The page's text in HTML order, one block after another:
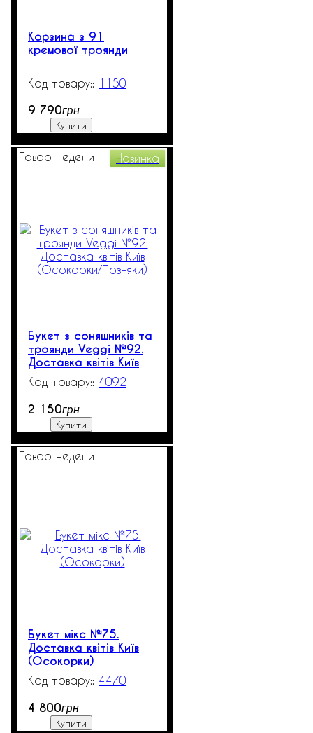
Корзина з 91
кремової троянди
1150
9 790грн
Купити
Новинка
Товар недели
Букет з соняшників та
троянди Veggi №92.
Доставка квітів Київ
(Осокорки/Позняки)
4092
2 150грн
Купити
Товар недели
Букет мікс №75.
Доставка квітів Київ
(Осокорки)
4470
4 800грн
Купити